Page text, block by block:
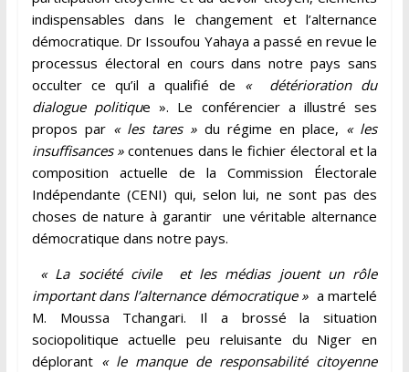
indispensables dans le changement et l’alternance
démocratique. Dr Issoufou Yahaya a passé en revue le
processus électoral en cours dans notre pays sans
occulter ce qu’il a qualifié de « détérioration du
dialogue politique ». Le conférencier a illustré ses
propos par « les tares »du régime en place, « les
insuffisances »contenues dans le fichier électoral et la
composition actuelle de la Commission Électorale
Indépendante (CENI) qui, selon lui, ne sont pas des
choses de nature à garantir une véritable alternance
démocratique dans notre pays.
« La société civile et les médias jouent un rôle
important dans l’alternance démocratique »a martelé
M. Moussa Tchangari. Il a brossé la situation
sociopolitique actuelle peu reluisante du Niger en
déplorant « le manque de responsabilité citoyenne